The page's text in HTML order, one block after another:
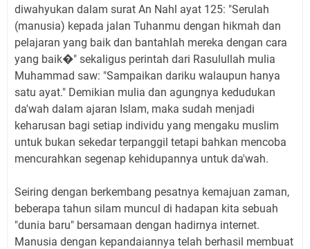
diwahyukan dalam surat An Nahl ayat 125: "Serulah
(manusia) kepada jalan Tuhanmu dengan hikmah dan
pelajaran yang baik dan bantahlah mereka dengan cara
yang baik�" sekaligus perintah dari Rasulullah mulia
Muhammad saw: "Sampaikan dariku walaupun hanya
satu ayat." Demikian mulia dan agungnya kedudukan
da'wah dalam ajaran Islam, maka sudah menjadi
keharusan bagi setiap individu yang mengaku muslim
untuk bukan sekedar terpanggil tetapi bahkan mencoba
mencurahkan segenap kehidupannya untuk da'wah.
Seiring dengan berkembang pesatnya kemajuan zaman,
beberapa tahun silam muncul di hadapan kita sebuah
"dunia baru" bersamaan dengan hadirnya internet.
Manusia dengan kepandaiannya telah berhasil membuat